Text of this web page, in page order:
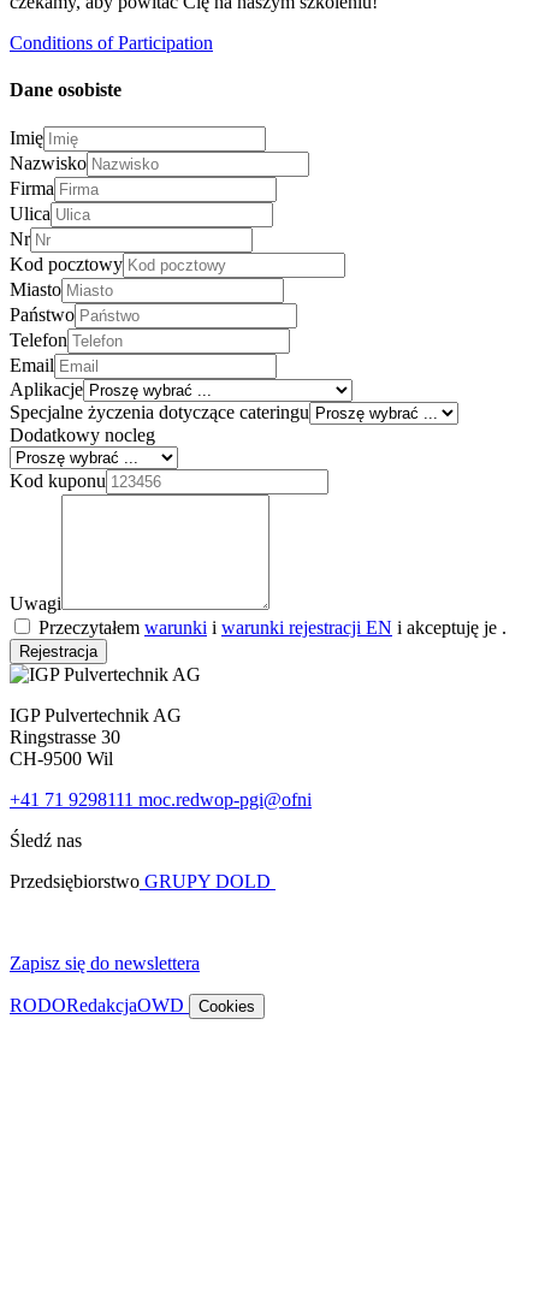
Conditions of Participation
Dane osobiste
Imię
Nazwisko
Firma
Ulica
Nr
Kod pocztowy
Miasto
Państwo
Telefon
Email
Aplikacje
Specjalne życzenia dotyczące cateringu
Dodatkowy nocleg
Kod kuponu
Uwagi
Przeczytałem warunki i warunki rejestracji EN i akceptuję je .
Rejestracja
IGP Pulvertechnik AG
Ringstrasse 30
CH-9500 Wil
+41 71 9298111 moc.redwop-pgi@ofni
Śledź nas
Przedsiębiorstwo GRUPY DOLD
Zapisz się do newslettera
RODORedakcjaOWD Cookies